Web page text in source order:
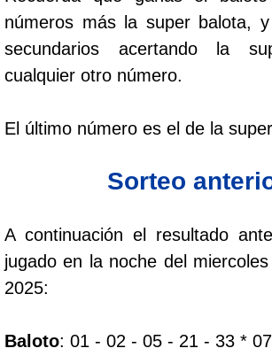
Paisita Día
Paisita Noche
Paisita 3
Pick 3 Día
Pick 3 Noche
Pick 4 Noche
números más la super balota,
secundarios acertando la
cualquier otro número.
El último número es el de la
Sorteo
A continuación el resultado
jugado en la noche del
2025:
Baloto: 01 - 02 - 05 - 21 - 33 * 07